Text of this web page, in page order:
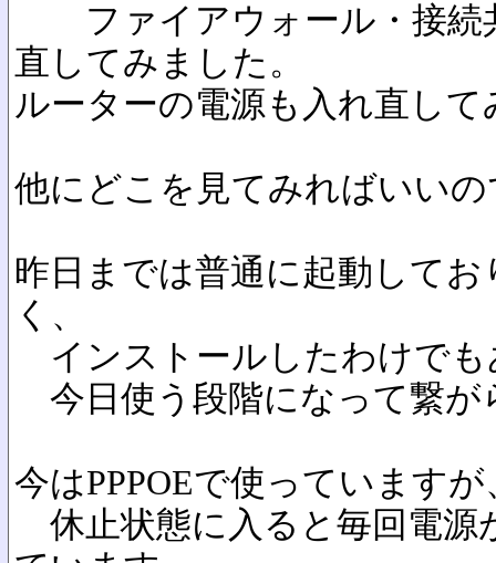
ファイアウォール・接続
直してみました。
ルーターの電源も入れ直して
他にどこを見てみればいい
昨日までは普通に起動して
く、
インストールしたわけでも
今日使う段階になって繋が
今はPPPOEで使っていますが
休止状態に入ると毎回電源